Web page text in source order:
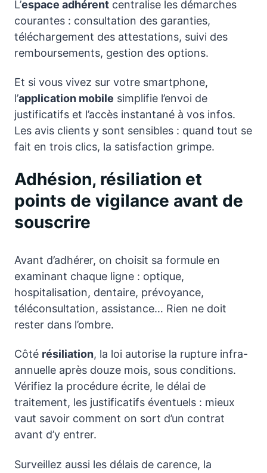
L’espace adhérent centralise les démarches
courantes : consultation des garanties,
téléchargement des attestations, suivi des
remboursements, gestion des options.
Et si vous vivez sur votre smartphone,
l’application mobile simplifie l’envoi de
justificatifs et l’accès instantané à vos infos.
Les avis clients y sont sensibles : quand tout se
fait en trois clics, la satisfaction grimpe.
Adhésion, résiliation et
points de vigilance avant de
souscrire
Avant d’adhérer, on choisit sa formule en
examinant chaque ligne : optique,
hospitalisation, dentaire, prévoyance,
téléconsultation, assistance… Rien ne doit
rester dans l’ombre.
Côté résiliation, la loi autorise la rupture infra-
annuelle après douze mois, sous conditions.
Vérifiez la procédure écrite, le délai de
traitement, les justificatifs éventuels : mieux
vaut savoir comment on sort d’un contrat
avant d’y entrer.
Surveillez aussi les délais de carence, la